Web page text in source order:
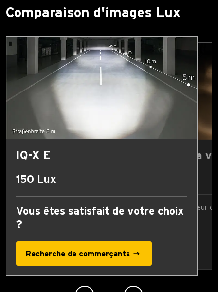
Comparaison d'images Lux
IQ-X E
150 Lux
Vous êtes satisfait de votre choix
?
Recherche de commerçants
Comparer la
Sélection de la valeur